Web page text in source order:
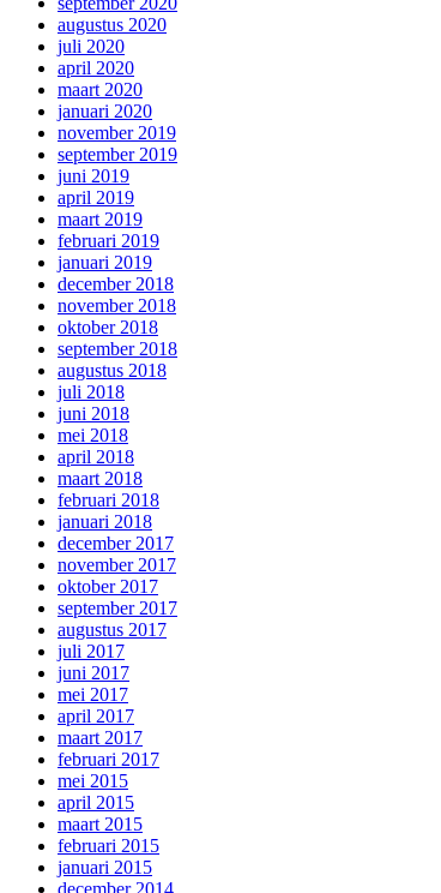
augustus 2020
juli 2020
april 2020
maart 2020
januari 2020
november 2019
september 2019
juni 2019
april 2019
maart 2019
februari 2019
januari 2019
december 2018
november 2018
oktober 2018
september 2018
augustus 2018
juli 2018
juni 2018
mei 2018
april 2018
maart 2018
februari 2018
januari 2018
december 2017
november 2017
oktober 2017
september 2017
augustus 2017
juli 2017
juni 2017
mei 2017
april 2017
maart 2017
februari 2017
mei 2015
april 2015
maart 2015
februari 2015
januari 2015
december 2014